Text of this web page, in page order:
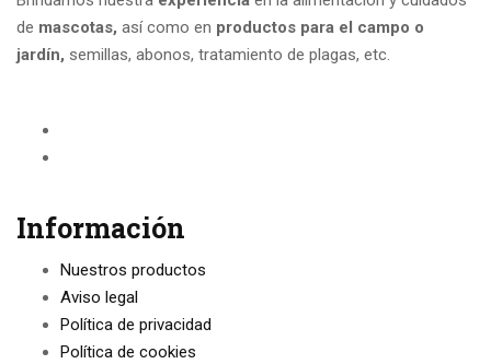
de mascotas, así como en productos para el campo o
jardín, semillas, abonos, tratamiento de plagas, etc.
Información
Nuestros productos
Aviso legal
Política de privacidad
Política de cookies